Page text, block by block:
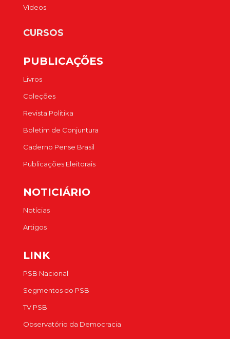
Vídeos
CURSOS
PUBLICAÇÕES
Livros
Coleções
Revista Politika
Boletim de Conjuntura
Caderno Pense Brasil
Publicações Eleitorais
NOTICIÁRIO
Notícias
Artigos
LINK
PSB Nacional
Segmentos do PSB
TV PSB
Observatório da Democracia